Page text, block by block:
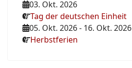
03. Okt. 2026
Tag der deutschen Einheit
05. Okt. 2026- 16. Okt. 2026
Herbstferien